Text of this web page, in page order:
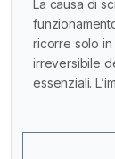
La causa di
ricorre solo in
irreversibile
essenziali.